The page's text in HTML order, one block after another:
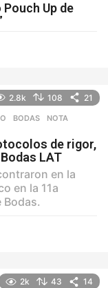
Up de
2.8k 108 21
,BODAS ,NOTA
de rigor,
LAT
en la
en la 11a
2k 43 14